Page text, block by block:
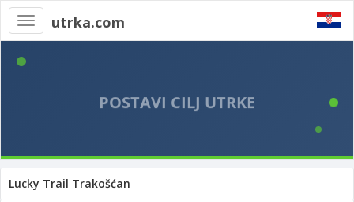
Toggle
navigation
utrka.com
Lucky Trail Trakošćan